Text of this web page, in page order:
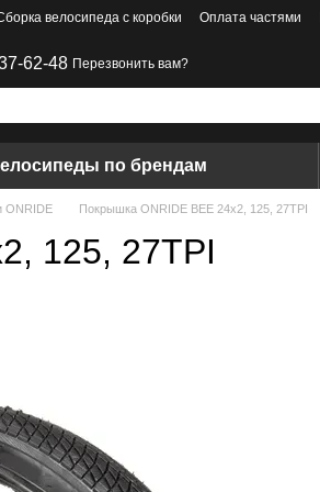
велосипеда с коробки Оплата частями
62-48 Перезвонить вам?
по брендам
ONRIDE Покрышка ONRIDE BEE 24x2, 125, 27TPI
125, 27TPI